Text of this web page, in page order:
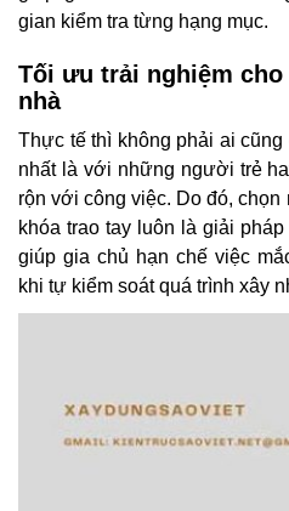
gian kiểm tra từng hạng mục.
Tối ưu trải nghiệm
nhà
Thực tế thì không phải ai
nhất là với những người trẻ
rộn với công việc. Do đó,
khóa trao tay luôn là giải
giúp gia chủ hạn chế việc
khi tự kiểm soát quá trình xây